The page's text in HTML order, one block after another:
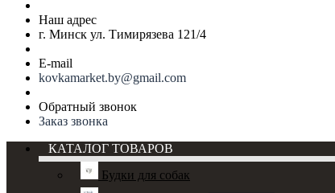
Наш адрес
г. Минск ул. Тимирязева 121/4
E-mail
kovkamarket.by@gmail.com
Обратный звонок
Заказ звонка
КАТАЛОГ ТОВАРОВ
Будки для собак